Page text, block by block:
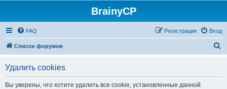
BrainyCP
FAQ Вход
Регистрация
Список форумов
Удалить cookies
Вы уверены, что хотите удалить все cookie, установленные данной